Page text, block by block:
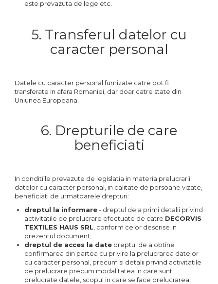
este prevazuta de lege etc.
5. Transferul datelor cu
caracter personal
Datele cu caracter personal furnizate catre pot fi
transferate in afara Romaniei, dar doar catre state din
Uniunea Europeana.
6. Drepturile de care
beneficiati
In conditiile prevazute de legislatia in materia prelucrarii
datelor cu caracter personal, in calitate de persoane vizate,
beneficiati de urmatoarele drepturi:
dreptul la informare- dreptul de a primi detalii privind
activitatile de prelucrare efectuate de catre DECORVIS
TEXTILES HAUS SRL , conform celor descrise in
prezentul document;
dreptul de acces la date dreptul de a obtine
confirmarea din partea cu privire la prelucrarea datelor
cu caracter personal, precum si detalii privind activitatile
de prelucrare precum modalitatea in care sunt
prelucrate datele, scopul in care se face prelucrarea,